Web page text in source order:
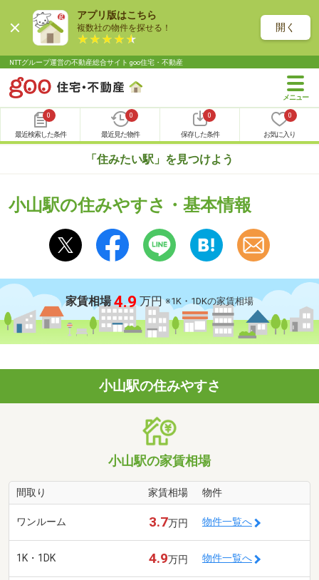
アプリ版はこちら
複数社の物件を探せる！ 開く
NTTグループ運営の不動産総合サイト goo住宅・不動産
0
最近検索した条件
0
最近見た物件
0
保存した条件
0
お気に入り
「住みたい駅」を見つけよう
小山駅の住みやすさ・基本情報
家賃相場 4.9 万円 ※1K・1DKの家賃相場
小山駅の住みやすさ
小山駅の家賃相場
間取り 家賃相場 物件
ワンルーム 3.7万円 物件一覧へ
1K・1DK 4.9万円 物件一覧へ